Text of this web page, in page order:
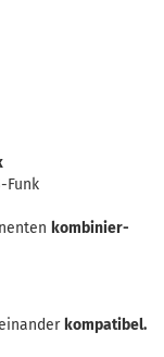
Funk
kombinier-
kompatibel.